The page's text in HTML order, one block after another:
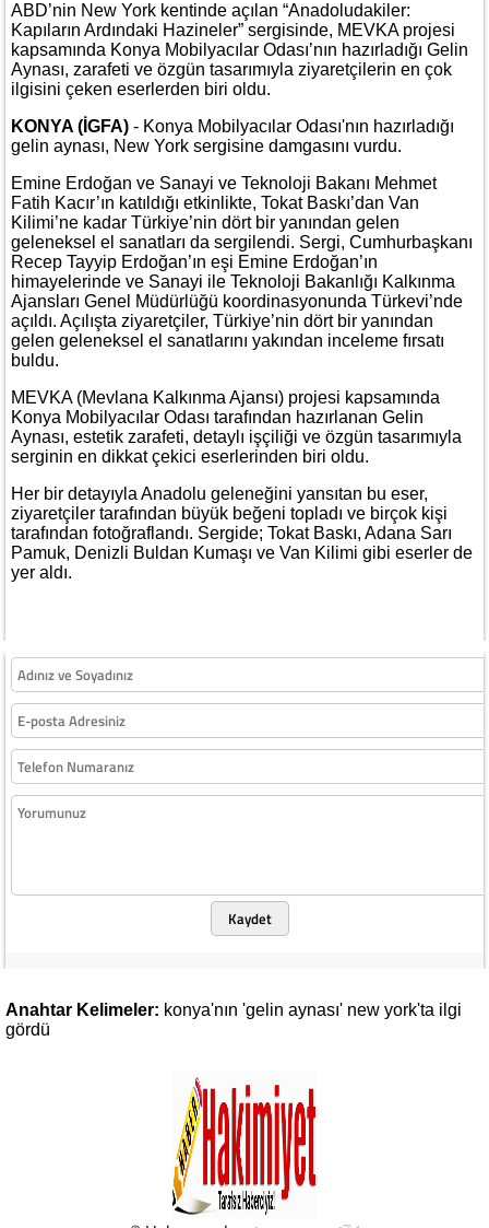
ABD’nin New York kentinde açılan “Anadoludakiler:
Kapıların Ardındaki Hazineler” sergisinde, MEVKA projesi
kapsamında Konya Mobilyacılar Odası’nın hazırladığı Gelin
Aynası, zarafeti ve özgün tasarımıyla ziyaretçilerin en çok
ilgisini çeken eserlerden biri oldu.
KONYA (İGFA) - Konya Mobilyacılar Odası'nın hazırladığı
gelin aynası, New York sergisine damgasını vurdu.
Emine Erdoğan ve Sanayi ve Teknoloji Bakanı Mehmet
Fatih Kacır’ın katıldığı etkinlikte, Tokat Baskı’dan Van
Kilimi’ne kadar Türkiye’nin dört bir yanından gelen
geleneksel el sanatları da sergilendi. Sergi, Cumhurbaşkanı
Recep Tayyip Erdoğan’ın eşi Emine Erdoğan’ın
himayelerinde ve Sanayi ile Teknoloji Bakanlığı Kalkınma
Ajansları Genel Müdürlüğü koordinasyonunda Türkevi’nde
açıldı. Açılışta ziyaretçiler, Türkiye’nin dört bir yanından
gelen geleneksel el sanatlarını yakından inceleme fırsatı
buldu.
MEVKA (Mevlana Kalkınma Ajansı) projesi kapsamında
Konya Mobilyacılar Odası tarafından hazırlanan Gelin
Aynası, estetik zarafeti, detaylı işçiliği ve özgün tasarımıyla
serginin en dikkat çekici eserlerinden biri oldu.
Her bir detayıyla Anadolu geleneğini yansıtan bu eser,
ziyaretçiler tarafından büyük beğeni topladı ve birçok kişi
tarafından fotoğraflandı. Sergide; Tokat Baskı, Adana Sarı
Pamuk, Denizli Buldan Kumaşı ve Van Kilimi gibi eserler de
yer aldı.
Kaydet
Anahtar Kelimeler: konya'nın 'gelin aynası' new york'ta ilgi
gördü